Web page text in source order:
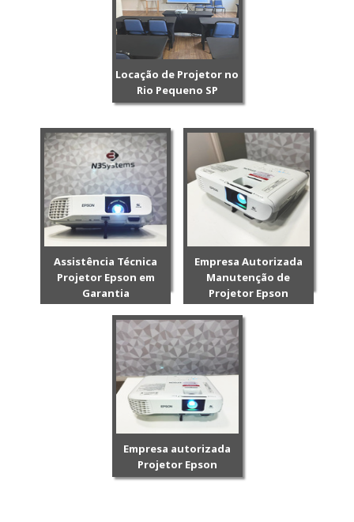
Locação de Projetor no
Rio Pequeno SP
Assistência Técnica
Projetor Epson em
Garantia
Empresa Autorizada
Manutenção de
Projetor Epson
Empresa autorizada
Projetor Epson